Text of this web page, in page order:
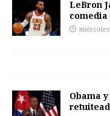
LeBron
Obama